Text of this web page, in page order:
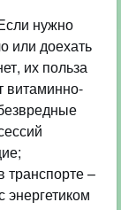
нужно
или доехать
их польза
витаминно-
транспорте –
энергетиком